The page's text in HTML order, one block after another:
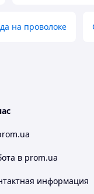
на проволоке
в prom.ua
информация